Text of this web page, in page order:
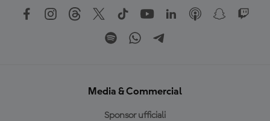
Media & Commercial
Sponsor ufficiali